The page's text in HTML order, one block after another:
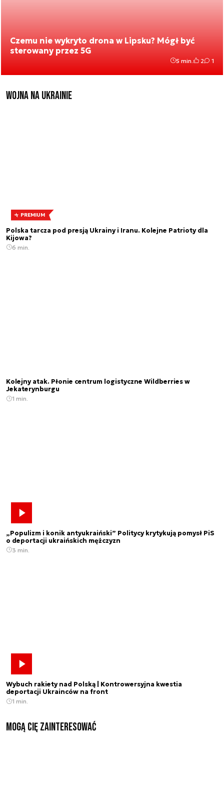
Czemu nie wykryto drona w Lipsku? Mógł być
sterowany przez 5G
5 min. 2 1
Wojna na Ukrainie
PREMIUM
Polska tarcza pod presją Ukrainy i Iranu. Kolejne Patrioty dla
Kijowa?
6 min.
Kolejny atak. Płonie centrum logistyczne Wildberries w
Jekaterynburgu
1 min.
„Populizm i konik antyukraiński” Politycy krytykują pomysł PiS
o deportacji ukraińskich mężczyzn
3 min.
Wybuch rakiety nad Polską | Kontrowersyjna kwestia
deportacji Ukrainców na front
1 min.
Mogą Cię zainteresować